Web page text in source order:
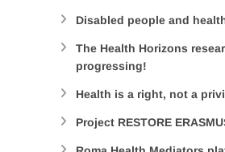
Disabled people and
The Health Horizons
progressing!
Health is a right, not a
Project RESTORE